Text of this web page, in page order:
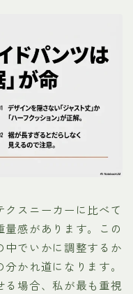
スニーカーに比べて
量感があります。この
中でいかに調整するか
かれ道になります。
る場合、私が最も重視